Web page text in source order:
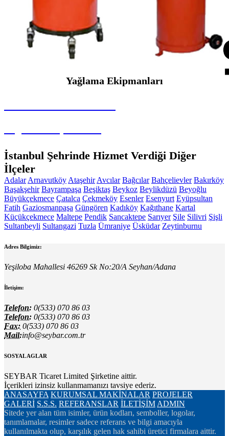
Yağlama Ekipmanları
İstanbul Şehrinde Hizmet Verdiği Diğer
İlçeler
Adalar Arnavutköy Ataşehir Avcılar Bağcılar Bahçelievler Bakırköy
Başakşehir Bayrampaşa Beşiktaş Beykoz Beylikdüzü Beyoğlu
Büyükçekmece Çatalca Çekmeköy Esenler Esenyurt Eyüpsultan
Fatih Gaziosmanpaşa Güngören Kadıköy Kağıthane Kartal
Küçükçekmece Maltepe Pendik Sancaktepe Sarıyer Şile Silivri Şişli
Sultanbeyli Sultangazi Tuzla Ümraniye Üsküdar Zeytinburnu
Adres Bilgimiz:
Yeşiloba Mahallesi 46269 Sk No:20/A Seyhan/Adana
İletişim:
Telefon: 0(533) 070 86 03
Telefon: 0(533) 070 86 03
Fax: 0(533) 070 86 03
Mail:info@seybar.com.tr
SOSYAL AGLAR
SEYBAR Ticaret Limited Şirketine aittir.
İçerikleri izinsiz kullanmamanızı tavsiye ederiz.
ANASAYFA KURUMSAL MAKİNALAR PROJELER
GALERİ S.S.S. REFERANSLAR İLETİŞİM ADMIN
Sitede yer alan tüm isimler, ürün kodları, semboller, logolar,
tanımlamalar, resimler sadece referans ve bilgi amacıyla
kullanılmakta olup, karşılık gelen hak sahibi üretici firmalara aittir.